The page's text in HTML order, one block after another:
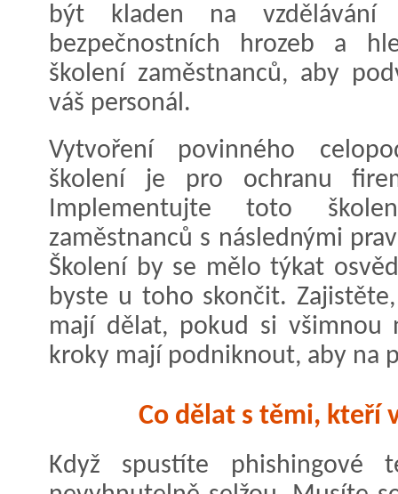
být kladen na vzdělávání
bezpečnostních hrozeb a
školení zaměstnanců, aby
váš personál.
Vytvoření povinného
školení je pro ochranu
Implementujte toto
zaměstnanců s následnými
Školení by se mělo týkat
byste u toho skončit.
mají dělat, pokud si všimnou
kroky mají podniknout, aby na
Co dělat s těmi, kteří
Když spustíte